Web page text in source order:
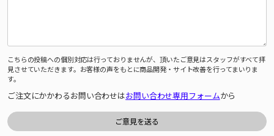
こちらの投稿への個別対応は行っておりませんが、頂いたご意見はスタッフがすべて拝
見させていただきます。お客様の声をもとに商品開発・サイト改善を行ってまいりま
す。
ご注文にかかわるお問い合わせはお問い合わせ専用フォームから